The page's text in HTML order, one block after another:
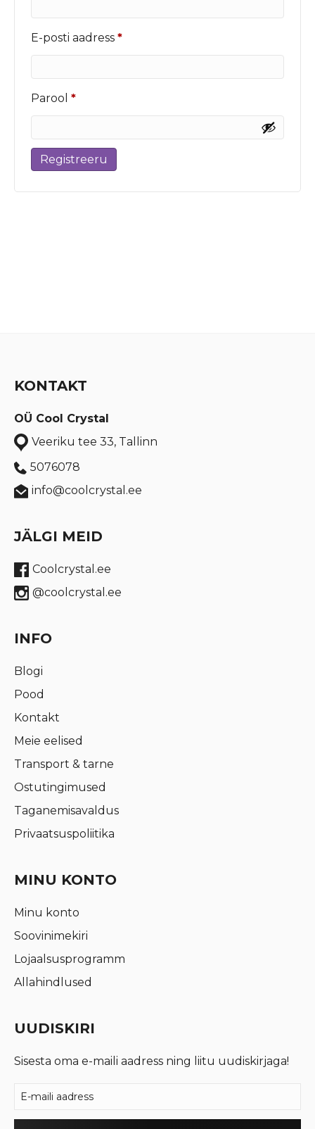
E-posti aadress *Nõutud
Parool *Nõutud
Registreeru
KONTAKT
OÜ Cool Crystal
Veeriku tee 33, Tallinn
5076078
info@coolcrystal.ee
JÄLGI MEID
Coolcrystal.ee
@coolcrystal.ee
INFO
Blogi
Pood
Kontakt
Meie eelised
Transport & tarne
Ostutingimused
Taganemisavaldus
Privaatsuspoliitika
MINU KONTO
Minu konto
Soovinimekiri
Lojaalsusprogramm
Allahindlused
UUDISKIRI
Sisesta oma e-maili aadress ning liitu uudiskirjaga!